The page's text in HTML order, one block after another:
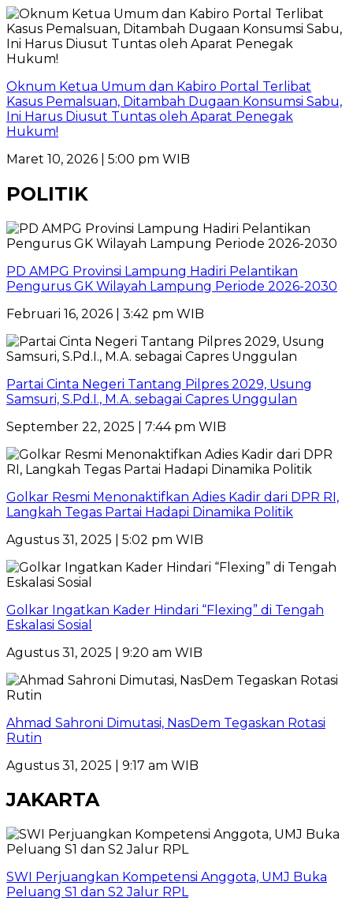
Oknum Ketua Umum dan Kabiro Portal Terlibat
Kasus Pemalsuan, Ditambah Dugaan Konsumsi Sabu,
Ini Harus Diusut Tuntas oleh Aparat Penegak
Hukum!
Maret 10, 2026 | 5:00 pm WIB
POLITIK
PD AMPG Provinsi Lampung Hadiri Pelantikan
Pengurus GK Wilayah Lampung Periode 2026-2030
Februari 16, 2026 | 3:42 pm WIB
Partai Cinta Negeri Tantang Pilpres 2029, Usung
Samsuri, S.Pd.I., M.A. sebagai Capres Unggulan
September 22, 2025 | 7:44 pm WIB
Golkar Resmi Menonaktifkan Adies Kadir dari DPR RI,
Langkah Tegas Partai Hadapi Dinamika Politik
Agustus 31, 2025 | 5:02 pm WIB
Golkar Ingatkan Kader Hindari “Flexing” di Tengah
Eskalasi Sosial
Agustus 31, 2025 | 9:20 am WIB
Ahmad Sahroni Dimutasi, NasDem Tegaskan Rotasi
Rutin
Agustus 31, 2025 | 9:17 am WIB
JAKARTA
SWI Perjuangkan Kompetensi Anggota, UMJ Buka
Peluang S1 dan S2 Jalur RPL